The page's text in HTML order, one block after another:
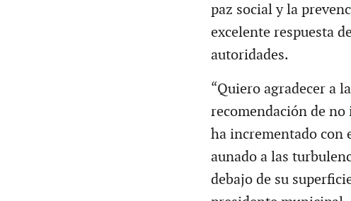
paz social y la
excelente respuesta
autoridades.
“Quiero agradecer a
recomendación de
ha incrementado con
aunado a las
debajo de su